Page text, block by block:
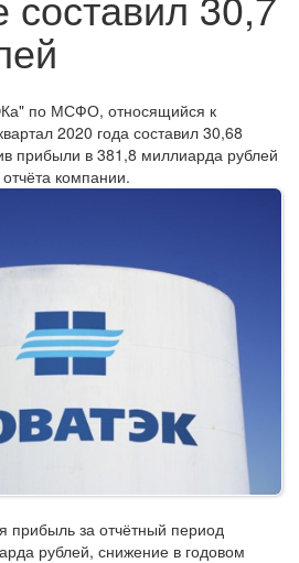
по МСФО, относящийся к
2020 года составил 30,68
прибыли в 381,8 миллиарда рублей
компании.
прибыль за отчётный период
рублей, снижение в годовом